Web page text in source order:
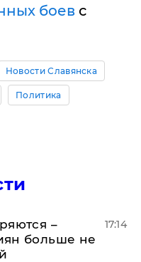
боев с
Новости Славянска
Политика
–
больше не
17:14